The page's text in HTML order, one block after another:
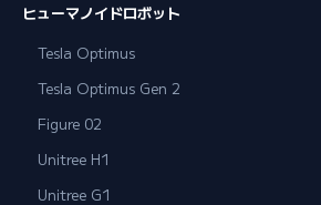
ヒューマノイドロボット
Tesla Optimus
Tesla Optimus Gen 2
Figure 02
Unitree H1
Unitree G1